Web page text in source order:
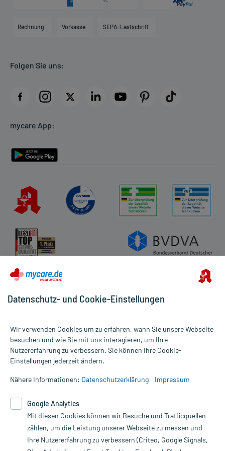
Direktabrechnung PKV
AGB
Datenschutz
Rückgabe/Widerruf
Rechnung Vorkasse SEPA-Lastschrift
Folgen Sie uns:
mycare App:
Alle Preise gelten inkl. MwSt., ggf. zzgl. Versandkosten
Informationen auf dieser Website werden ausschließlich für
die Untersuchung und Behandlung durch einen Arzt. Bitte
Therapien eingeleitet werden können. | Diese Webseite benutzt
Google Analytics. Lesen Sie bitte dazu die wichtigen Hinweise in
unserer Datenschutzerklärung. Für den Widerruf einer Bestellung
nutzen Sie das Formular:
Datenschutz- und Cookie-Einstellungen
Wir verwenden Cookies um zu erfahren, wann Sie unsere Webseite
besuchen und wie Sie mit uns interagieren, um Ihre
Nutzererfahrung zu verbessern. Sie können Ihre Cookie-
Einstellungen jederzeit ändern.
Nähere Informationen: Datenschutzerklärung Impressum
Google Analytics
Mit diesen Cookies können wir Besuche und Trafficquellen
zählen, um die Leistung unserer Webseite zu messen und
Ihre Nutzererfahrung zu verbessern (Criteo, Google Signals,